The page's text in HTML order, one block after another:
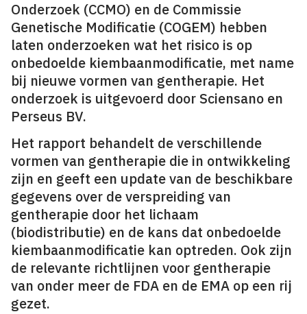
Onderzoek (CCMO) en de Commissie
Genetische Modificatie (COGEM) hebben
laten onderzoeken wat het risico is op
onbedoelde kiembaanmodificatie, met name
bij nieuwe vormen van gentherapie. Het
onderzoek is uitgevoerd door Sciensano en
Perseus BV.
Het rapport behandelt de verschillende
vormen van gentherapie die in ontwikkeling
zijn en geeft een update van de beschikbare
gegevens over de verspreiding van
gentherapie door het lichaam
(biodistributie) en de kans dat onbedoelde
kiembaanmodificatie kan optreden. Ook zijn
de relevante richtlijnen voor gentherapie
van onder meer de FDA en de EMA op een rij
gezet.